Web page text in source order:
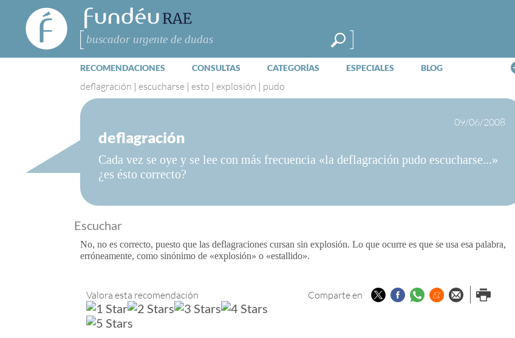
FundéuRAE
- Fundación
del Español
Urgente
Buscar
RECOMENDACIONES CONSULTAS CATEGORÍAS ESPECIALES BLOG
deflagración | escucharse | esto | explosión | pudo
09/06/2008
deflagración
Cada vez se oye y se lee con más frecuencia «la deflagración pudo escucharse...»
¿es ésto correcto?
Escuchar
No, no es correcto, puesto que las deflagraciones cursan sin explosión. Lo que ocurre es que se usa esa palabra,
erróneamente, como sinónimo de «explosión» o «estallido».
Valora esta recomendación Comparte en TwitterFacebook
Whatsapp
Menéame
Enviar porImprimir